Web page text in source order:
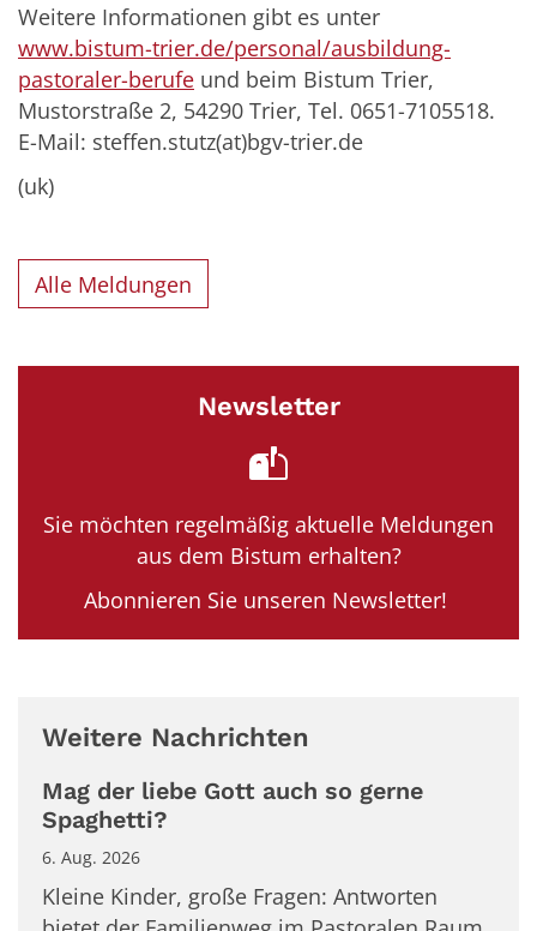
Weitere Informationen gibt es unter
www.bistum-trier.de/personal/ausbildung-
pastoraler-berufe und beim Bistum Trier,
Mustorstraße 2, 54290 Trier, Tel. 0651-7105518.
E-Mail: steffen.stutz(at)bgv-trier.de
(uk)
Alle Meldungen
Newsletter
Sie möchten regelmäßig aktuelle Meldungen
aus dem Bistum erhalten?
Abonnieren Sie unseren Newsletter!
Weitere Nachrichten
Mag der liebe Gott auch so gerne
Spaghetti?
6. Aug. 2026
Kleine Kinder, große Fragen: Antworten